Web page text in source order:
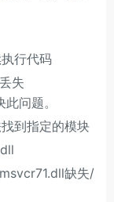
行代码
失
问题。
到指定的模块
缺失/